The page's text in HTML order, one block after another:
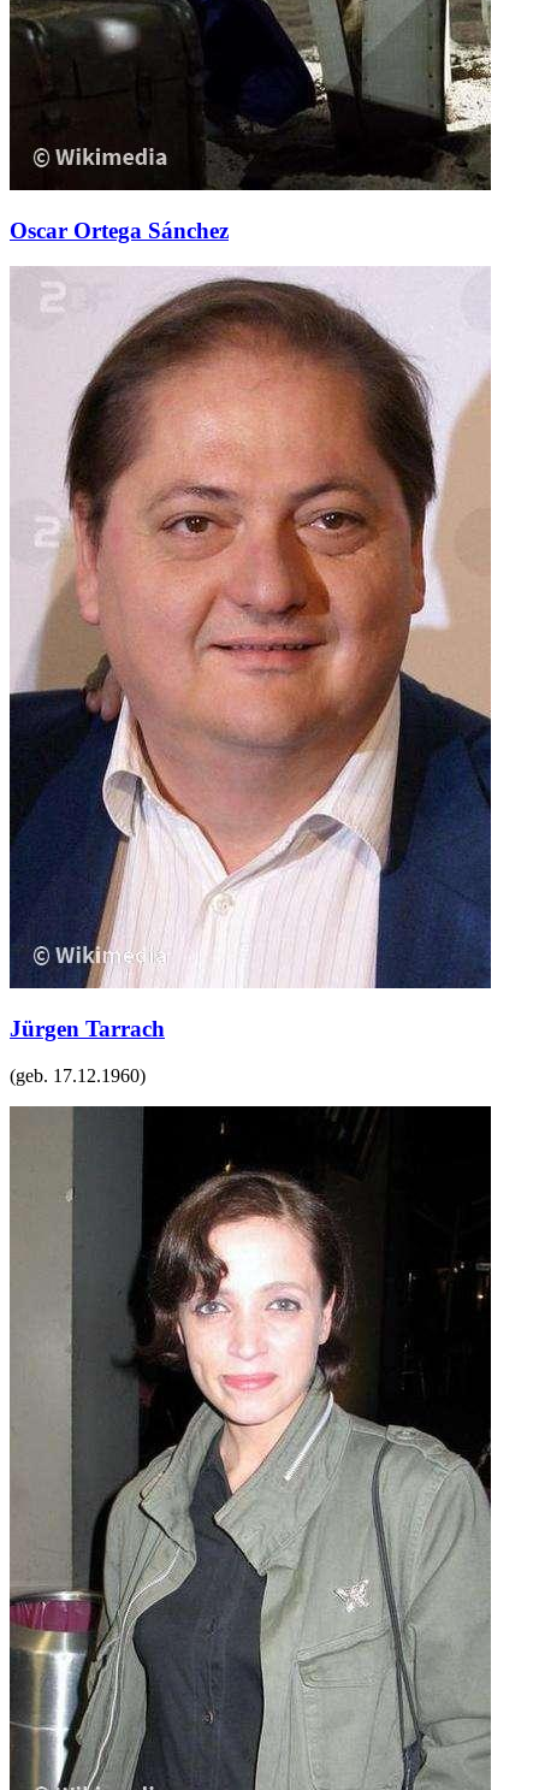
Oscar Ortega Sánchez
Jürgen Tarrach
(geb. 17.12.1960)